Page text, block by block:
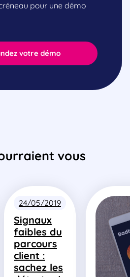
votre démo
pour une démo
vous
24/05/2019
Signaux
faibles du
parcours
client :
sachez les